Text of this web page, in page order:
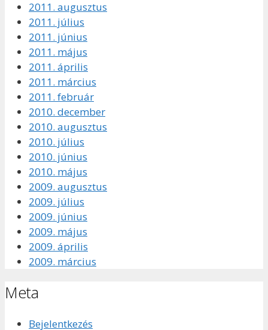
2011. augusztus
2011. július
2011. június
2011. május
2011. április
2011. március
2011. február
2010. december
2010. augusztus
2010. július
2010. június
2010. május
2009. augusztus
2009. július
2009. június
2009. május
2009. április
2009. március
Meta
Bejelentkezés